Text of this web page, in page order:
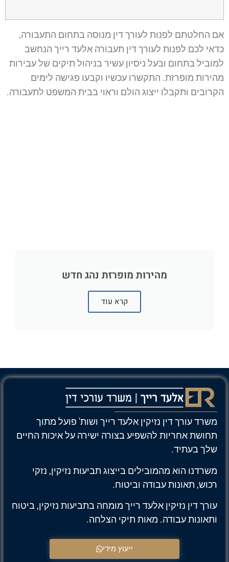
אם החלטתם לפנות לעורך דין מנוסה בתחום התעבורה,
כדאי לכם לפנות לעורך דין תעבורה אלעד רייך הנחשב
למוביל בתחום ובעל ניסיון עשיר בניהול תיקים של עבירות
מהירות מופרזת. התקשרו עכשיו וקבעו פגישה לימים
הקרובים ותקבלו ייצוג הולם וראוי בבית המשפט לתעבורה.
מהירות מופרזת נהג חדש
קרא עוד
משרד עורך דין נזיקין אלעד רייך ושות' פועל מתוך
תחושת אחריות להשפיע בצורה ישירה על איכות החיים
שלך בעתיד.
משרדנו הוא מהמובילים בייצוג תביעות נזיקין, נזקי
רכוש, תאונות עבודה וביטוח.
עורך דין נזיקין אלעד רייך מומחה בתביעות נזיקין, ביטוח
ותאונות עבודה. מאות תיקי הצלחה.
ייעוץ מידי